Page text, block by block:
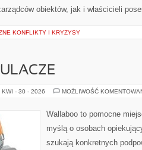
obiektów, jak i właścicieli
KONFLIKTY I KRYZYSY
KWI - 30 - 2026 MOŻLIWOŚĆ
Wallaboo to pomocne
myślą o osobach
szukają konkretnych